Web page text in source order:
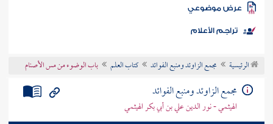
الكتب
موضوعي
تراجم الأعلام
الرئيسية مجمع الزاوئد ومنبع الفوائد كتاب العلم باب الوضوء من مس الأصنام
مجمع الزاوئد ومنبع الفوائد
الهيثمي - نور الدين علي بن أبي بكر الهيثمي